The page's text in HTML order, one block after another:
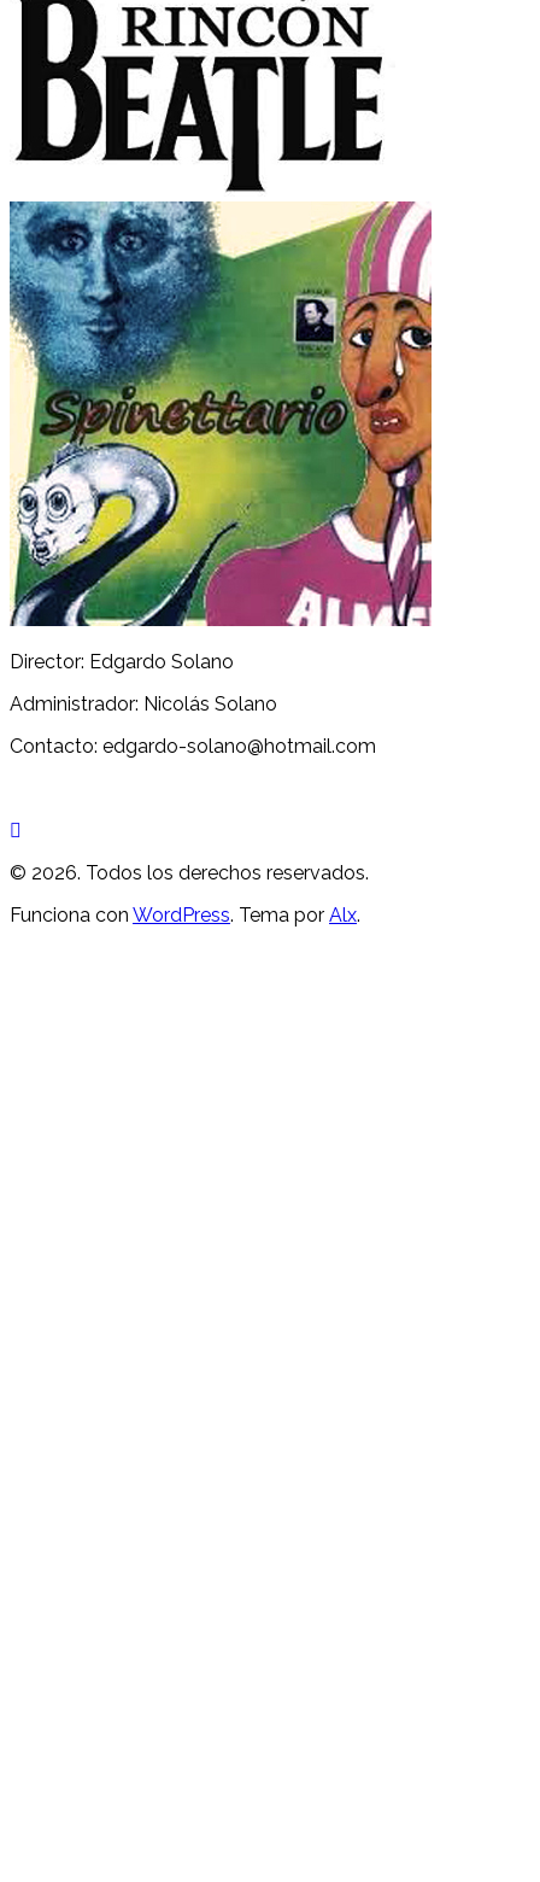
Director: Edgardo Solano
Administrador: Nicolás Solano
Contacto: edgardo-solano@hotmail.com
© 2026. Todos los derechos reservados.
Funciona con WordPress. Tema por Alx.